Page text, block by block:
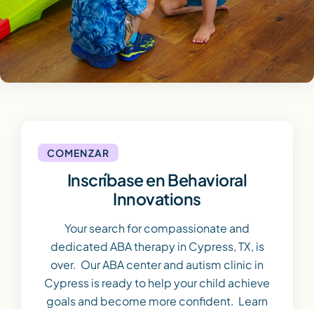
COMENZAR
Inscríbase en Behavioral
Innovations
Your search for compassionate and
dedicated ABA therapy in Cypress, TX, is
over. Our ABA center and autism clinic in
Cypress is ready to help your child achieve
goals and become more confident. Learn